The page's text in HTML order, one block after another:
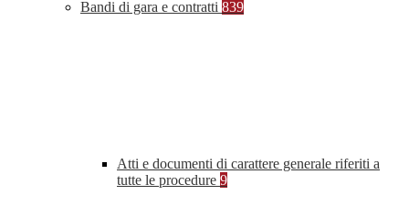
Bandi di gara e contratti 839
Atti e documenti di carattere generale riferiti a
tutte le procedure 9